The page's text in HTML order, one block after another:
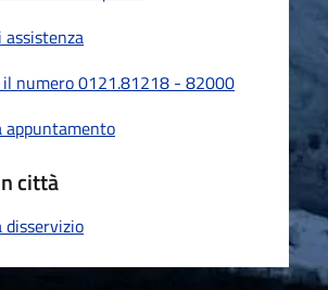
assistenza
il numero 0121.81218 - 82000
appuntamento
città
disservizio